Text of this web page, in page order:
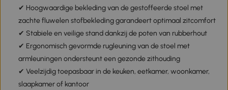
✔ Hoogwaardige bekleding van de gestoffeerde stoel met
zachte fluwelen stofbekleding garandeert optimaal zitcomfort
✔ Stabiele en veilige stand dankzij de poten van rubberhout
✔ Ergonomisch gevormde rugleuning van de stoel met
armleuningen ondersteunt een gezonde zithouding
✔ Veelzijdig toepasbaar in de keuken, eetkamer, woonkamer,
slaapkamer of kantoor